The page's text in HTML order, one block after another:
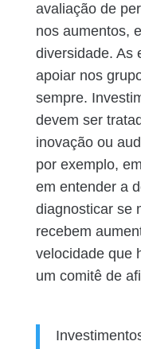
avaliação de
nos aumentos,
diversidade. As
apoiar nos
sempre.
devem ser
inovação ou
por exemplo,
em entender a
diagnosticar se
recebem
velocidade que
um comitê de